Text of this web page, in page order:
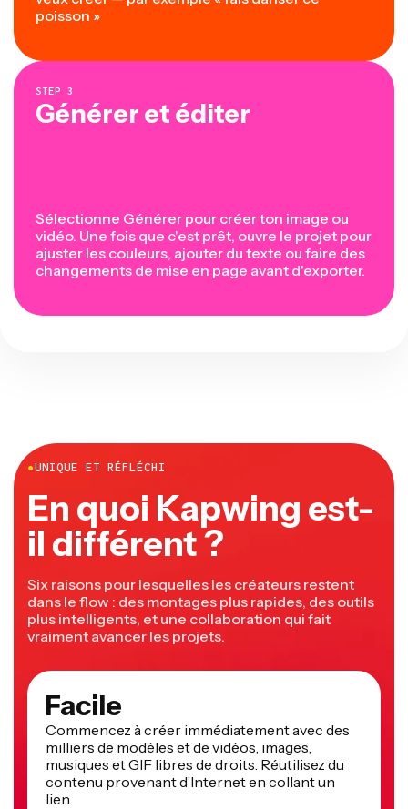
poisson »
STEP 3
Générer et éditer
Sélectionne Générer pour créer ton image ou
vidéo. Une fois que c'est prêt, ouvre le projet pour
ajuster les couleurs, ajouter du texte ou faire des
changements de mise en page avant d'exporter.
●UNIQUE ET RÉFLÉCHI
En quoi Kapwing est-
il différent ?
Six raisons pour lesquelles les créateurs restent
dans le flow : des montages plus rapides, des outils
plus intelligents, et une collaboration qui fait
vraiment avancer les projets.
Facile
Commencez à créer immédiatement avec des
milliers de modèles et de vidéos, images,
musiques et GIF libres de droits. Réutilisez du
contenu provenant d’Internet en collant un
lien.